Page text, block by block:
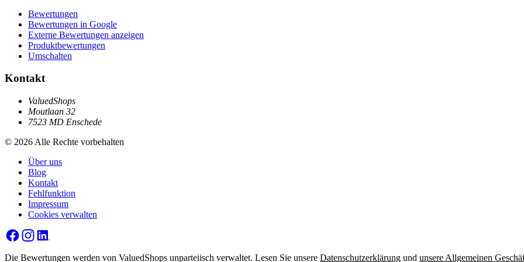
Bewertungen
Bewertungen in Google
Externe Bewertungen anzeigen
Produktbewertungen
Umschalten
Kontakt
ValuedShops
Moutlaan 32
7523 MD Enschede
© 2026 Alle Rechte vorbehalten
Über uns
Blog
Kontakt
Fehlfunktion
Impressum
Cookies verwalten
Die Bewertungen werden von ValuedShops unparteiisch verwaltet. Lesen Sie unsere Datenschutzerklärung und unsere Allgemeinen